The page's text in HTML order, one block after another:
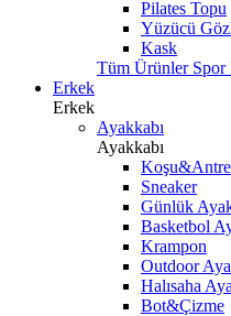
Pilates Topu
Yüzücü
Kask
Tüm Ürünler Spor
Erkek
Erkek
Ayakkabı
Ayakkabı
Sneaker
Günlük
Basketbol
Krampon
Outdoor
Halısaha
Bot&Çizme